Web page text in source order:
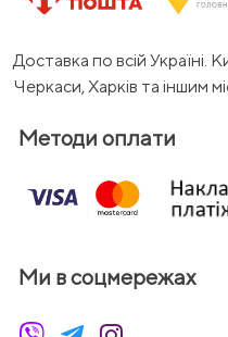
Доставка по всій Україні.
Черкаси, Харків та іншим
Методи оплати
Ми в соцмережах